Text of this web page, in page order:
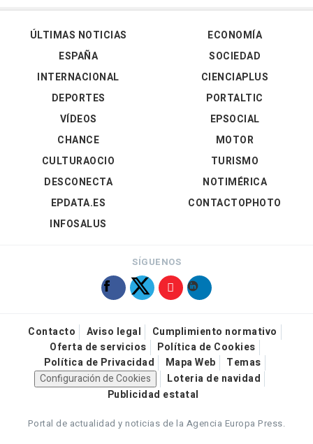
ÚLTIMAS NOTICIAS
ESPAÑA
INTERNACIONAL
DEPORTES
VÍDEOS
ECONOMÍA
SOCIEDAD
CIENCIAPLUS
PORTALTIC
EPSOCIAL
CHANCE
CULTURAOCIO
DESCONECTA
EPDATA.ES
INFOSALUS
MOTOR
TURISMO
NOTIMÉRICA
CONTACTOPHOTO
SÍGUENOS
Contacto Aviso legal
Cumplimiento normativo
Oferta de servicios
Política de Cookies
Política de Privacidad
Mapa Web
Temas
Configuración de Cookies
Loteria de navidad
Publicidad estatal
Portal de actualidad y noticias de la Agencia Europa Press.